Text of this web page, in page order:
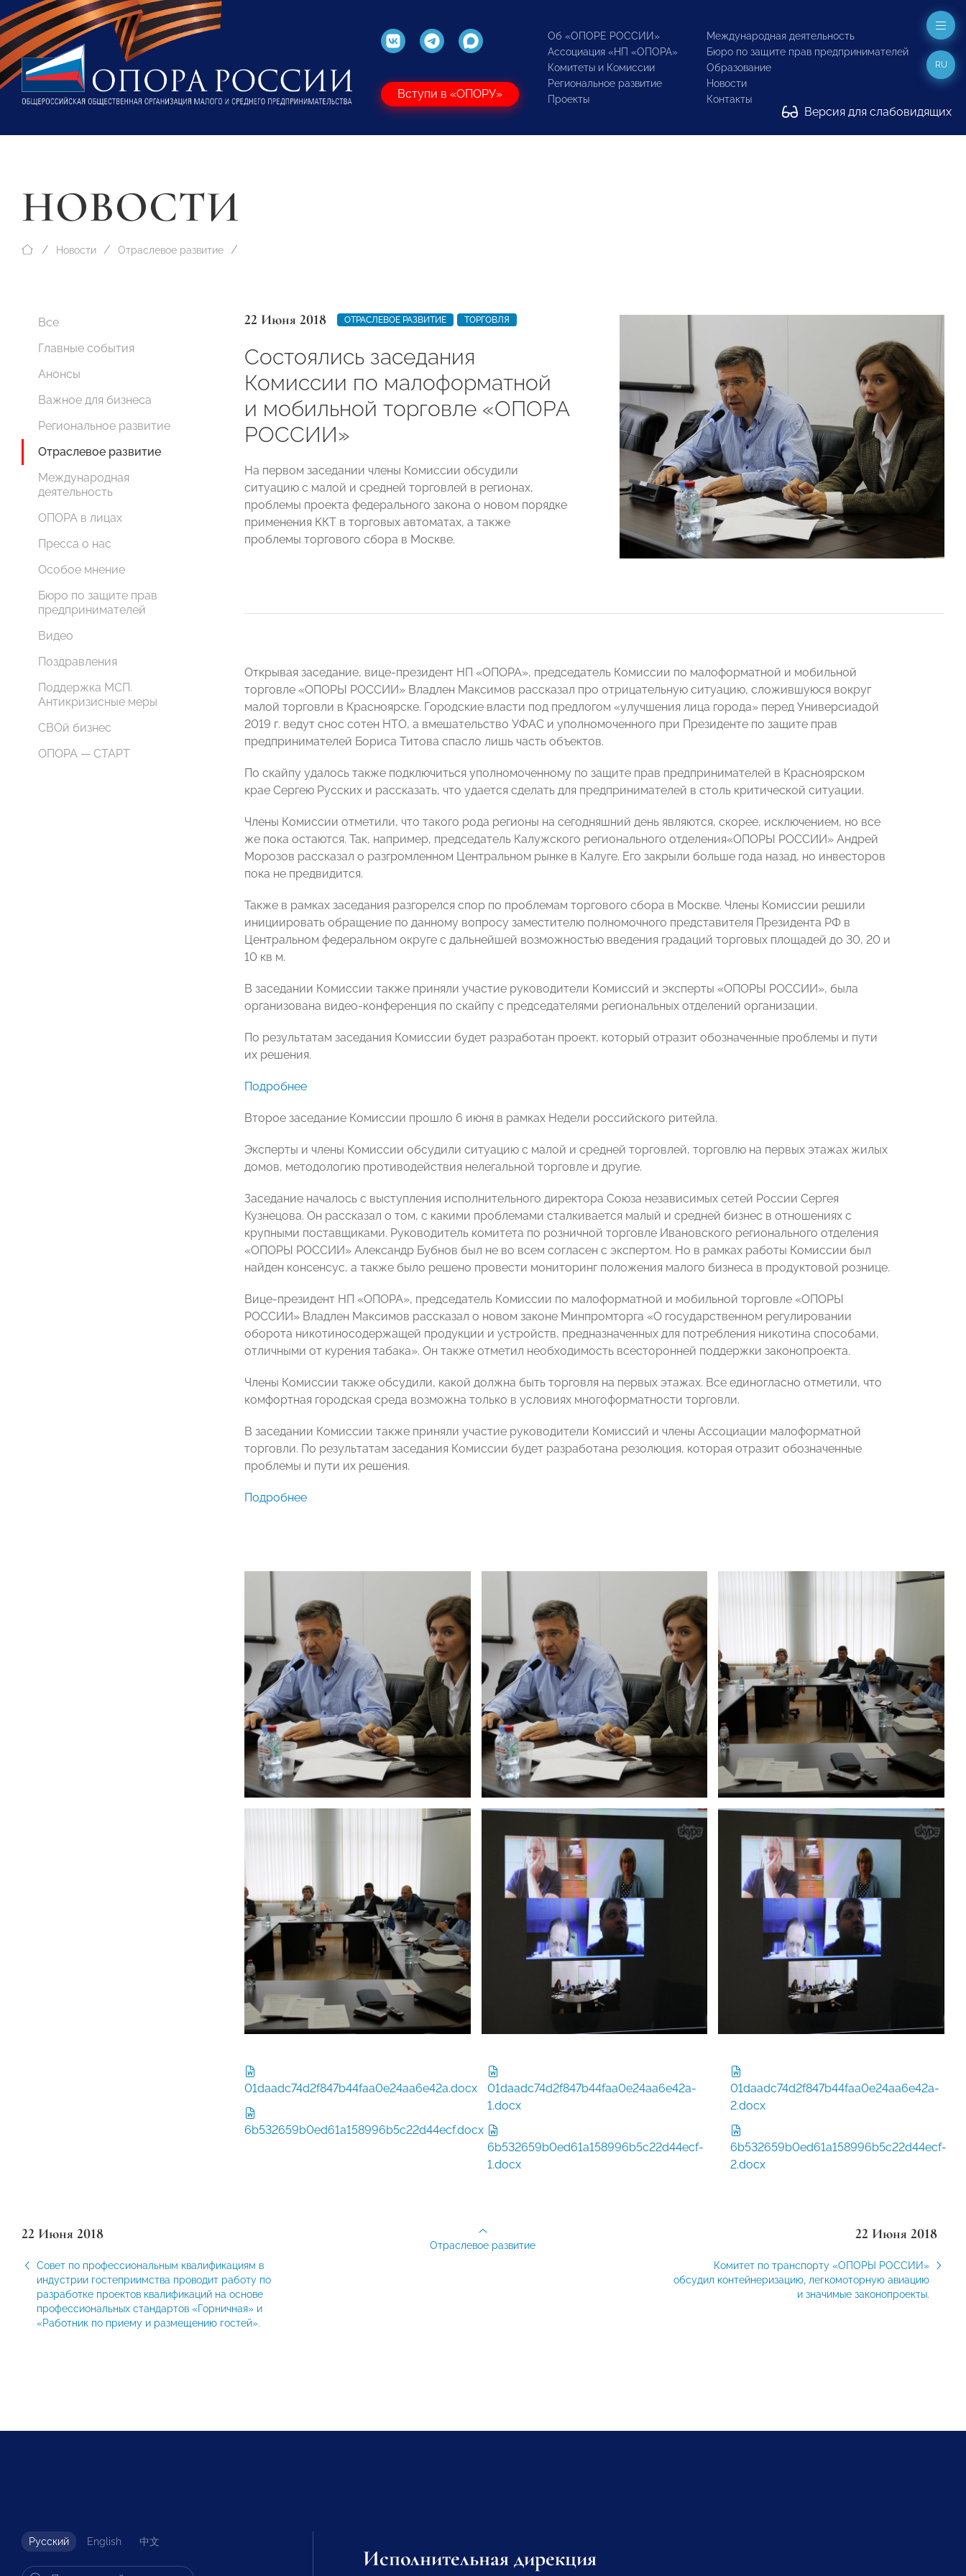
Вступи в «ОПОРУ»
Об «ОПОРЕ РОССИИ»
Ассоциация «НП «ОПОРА»
Комитеты и Комиссии
Региональное развитие
Проекты
Международная деятельность
Бюро по защите прав предпринимателей
Образование
Новости
Контакты
Версия для слабовидящих
RU
НОВОСТИ
Новости Отраслевое развитие
Все
Главные события
Анонсы
Важное для бизнеса
Региональное развитие
Отраслевое развитие
Международная
деятельность
ОПОРА в лицах
Пресса о нас
Особое мнение
Бюро по защите прав
предпринимателей
Видео
Поздравления
Поддержка МСП.
Антикризисные меры
СВОй бизнес
ОПОРА — СТАРТ
22 Июня 2018 ОТРАСЛЕВОЕ РАЗВИТИЕ ТОРГОВЛЯ
Состоялись заседания
Комиссии по малоформатной
и мобильной торговле «ОПОРА
РОССИИ»
На первом заседании члены Комиссии обсудили
ситуацию с малой и средней торговлей в регионах,
проблемы проекта федерального закона о новом порядке
применения ККТ в торговых автоматах, а также
проблемы торгового сбора в Москве.
Открывая заседание, вице-президент НП «ОПОРА», председатель Комиссии по малоформатной и мобильной
торговле «ОПОРЫ РОССИИ» Владлен Максимов рассказал про отрицательную ситуацию, сложившуюся вокруг
малой торговли в Красноярске. Городские власти под предлогом «улучшения лица города» перед Универсиадой
2019 г. ведут снос сотен НТО, а вмешательство УФАС и уполномоченного при Президенте по защите прав
предпринимателей Бориса Титова спасло лишь часть объектов.
По скайпу удалось также подключиться уполномоченному по защите прав предпринимателей в Красноярском
крае Сергею Русских и рассказать, что удается сделать для предпринимателей в столь критической ситуации.
Члены Комиссии отметили, что такого рода регионы на сегодняшний день являются, скорее, исключением, но все
же пока остаются. Так, например, председатель Калужского регионального отделения«ОПОРЫ РОССИИ» Андрей
Морозов рассказал о разгромленном Центральном рынке в Калуге. Его закрыли больше года назад, но инвесторов
пока не предвидится.
Также в рамках заседания разгорелся спор по проблемам торгового сбора в Москве. Члены Комиссии решили
инициировать обращение по данному вопросу заместителю полномочного представителя Президента РФ в
Центральном федеральном округе с дальнейшей возможностью введения градаций торговых площадей до 30, 20 и
10 кв м.
В заседании Комиссии также приняли участие руководители Комиссий и эксперты «ОПОРЫ РОССИИ», была
организована видео-конференция по скайпу с председателями региональных отделений организации.
По результатам заседания Комиссии будет разработан проект, который отразит обозначенные проблемы и пути
их решения.
Подробнее
Второе заседание Комиссии прошло 6 июня в рамках Недели российского ритейла.
Эксперты и члены Комиссии обсудили ситуацию с малой и средней торговлей, торговлю на первых этажах жилых
домов, методологию противодействия нелегальной торговле и другие.
Заседание началось с выступления исполнительного директора Союза независимых сетей России Сергея
Кузнецова. Он рассказал о том, с какими проблемами сталкивается малый и средней бизнес в отношениях с
крупными поставщиками. Руководитель комитета по розничной торговле Ивановского регионального отделения
«ОПОРЫ РОССИИ» Александр Бубнов был не во всем согласен с экспертом. Но в рамках работы Комиссии был
найден консенсус, а также было решено провести мониторинг положения малого бизнеса в продуктовой рознице.
Вице-президент НП «ОПОРА», председатель Комиссии по малоформатной и мобильной торговле «ОПОРЫ
РОССИИ» Владлен Максимов рассказал о новом законе Минпромторга «О государственном регулировании
оборота никотиносодержащей продукции и устройств, предназначенных для потребления никотина способами,
отличными от курения табака». Он также отметил необходимость всесторонней поддержки законопроекта.
Члены Комиссии также обсудили, какой должна быть торговля на первых этажах. Все единогласно отметили, что
комфортная городская среда возможна только в условиях многоформатности торговли.
В заседании Комиссии также приняли участие руководители Комиссий и члены Ассоциации малоформатной
торговли. По результатам заседания Комиссии будет разработана резолюция, которая отразит обозначенные
проблемы и пути их решения.
Подробнее
01daadc74d2f847b44faa0e24aa6e42a.docx
6b532659b0ed61a158996b5c22d44ecf.docx
01daadc74d2f847b44faa0e24aa6e42a-
1.docx
6b532659b0ed61a158996b5c22d44ecf-
1.docx
01daadc74d2f847b44faa0e24aa6e42a-
2.docx
6b532659b0ed61a158996b5c22d44ecf-
2.docx
22 Июня 2018
Совет по профессиональным квалификациям в
индустрии гостеприимства проводит работу по
разработке проектов квалификаций на основе
профессиональных стандартов «Горничная» и
«Работник по приему и размещению гостей».
22 Июня 2018
Комитет по транспорту «ОПОРЫ РОССИИ»
обсудил контейнеризацию, легкомоторную авиацию
и значимые законопроекты.
Отраслевое развитие
Русский English 中文
Исполнительная дирекция